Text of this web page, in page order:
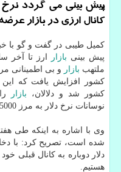
پیش بینی می گردد نرخ
كانال ارزی در بازار
كمیل طیبی در گفت و گو با
پیش بینی بازار
ارز تا آخر
ملتهب بازار و بی اطمینانی
كشور افزایش یافت كه این
كشور شد و دلالان، بازار
نوسانات نرخ دلار به مرز 5000 تومان رسید.
وی با اشاره به اینكه طی
شده است، تصریح كرد: با
دلار دوباره به كانال قبلی
هستیم.